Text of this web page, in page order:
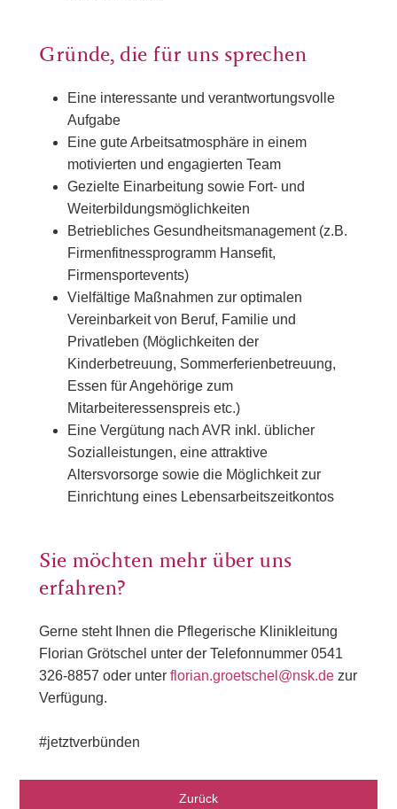
Gründe, die für uns sprechen
Eine interessante und verantwortungsvolle
Aufgabe
Eine gute Arbeitsatmosphäre in einem
motivierten und engagierten Team
Gezielte Einarbeitung sowie Fort- und
Weiterbildungsmöglichkeiten
Betriebliches Gesundheitsmanagement (z.B.
Firmenfitnessprogramm Hansefit,
Firmensportevents)
Vielfältige Maßnahmen zur optimalen
Vereinbarkeit von Beruf, Familie und
Privatleben (Möglichkeiten der
Kinderbetreuung, Sommerferienbetreuung,
Essen für Angehörige zum
Mitarbeiteressenspreis etc.)
Eine Vergütung nach AVR inkl. üblicher
Sozialleistungen, eine attraktive
Altersvorsorge sowie die Möglichkeit zur
Einrichtung eines Lebensarbeitszeitkontos
Sie möchten mehr über uns
erfahren?
Gerne steht Ihnen die Pflegerische Klinikleitung
Florian Grötschel unter der Telefonnummer 0541
326-8857 oder unter florian.groetschel@nsk.de zur
Verfügung.
#jetztverbünden
Zurück